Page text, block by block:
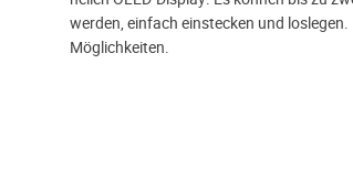
werden, einfach einstecken und
Möglichkeiten.